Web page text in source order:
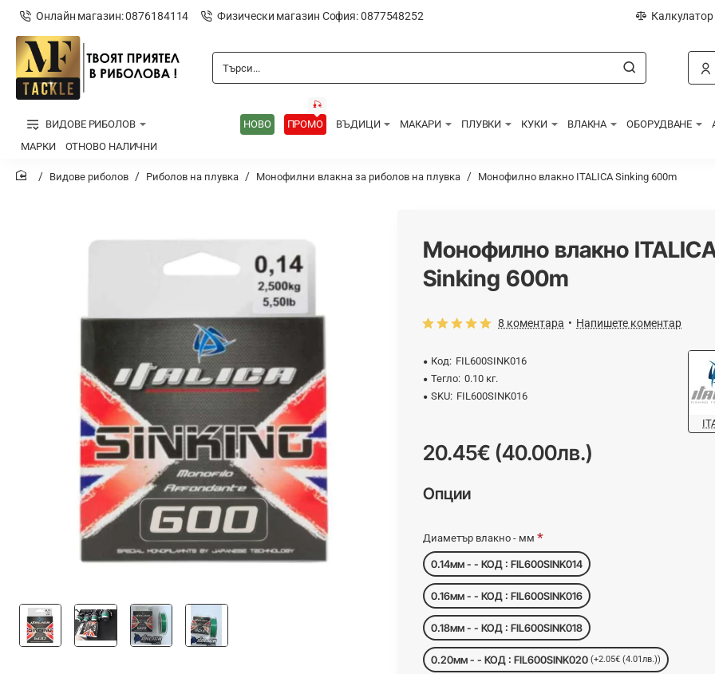
Онлайн магазин: 0876184114 Физически магазин София: 0877548252
Търси...
ВИДОВЕ РИБОЛОВ НОВО ПРОМО
🎣
ВЪДИЦИ МАКАРИ ПЛУВКИ КУКИ ВЛАКНА ОБОРУДВАНЕ
МАРКИ
ОТНОВО НАЛИЧНИ
Видове риболов Риболов на плувка Монофилни влакна за риболов на плувка Монофилно влакно ITALICA Sinking 600m
Монофилно влакно
Sinking 600m
Код: FIL600SINK016
Тегло: 0.10 кг.
SKU: FIL600SINK016
8 коментара • Напишете коментар
20.45€ (40.00лв.)
Опции
Диаметър влакно - мм
0.14мм - - КОД : FIL600SINK014
0.16мм - - КОД : FIL600SINK016
0.18мм - - КОД : FIL600SINK018
0.20мм - - КОД : FIL600SINK020 (+2.05€ (4.01лв.))